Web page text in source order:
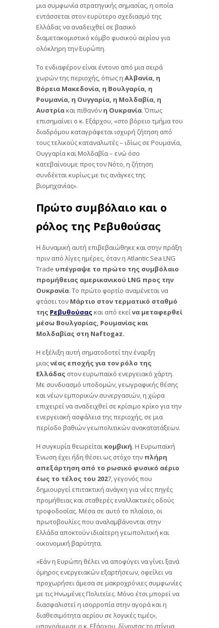
μια συμφωνία στρατηγικής σημασίας, η οποία
εντάσσεται στον ευρύτερο σχεδιασμό της
Ελλάδας να αναδειχθεί σε βασικό
διαμετακομιστικό κόμβο φυσικού αερίου για
ολόκληρη την Ευρώπη.
Το ενδιαφέρον είναι έντονο από μια σειρά
χωρών της περιοχής, όπως η Αλβανία, η
Βόρεια Μακεδονία, η Βουλγαρία, η
Ρουμανία, η Ουγγαρία, η Μολδαβία, η
Αυστρίακαι πιθανόν η Ουκρανία. Όπως
επισημαίνει ο κ. Εξάρχου, «στο βόρειο τμήμα του
διαδρόμου καταγράφεται ισχυρή ζήτηση από
τους τελικούς καταναλωτές – ιδίως σε Ρουμανία,
Ουγγαρία και Μολδαβία – ενώ όσο
κατεβαίνουμε προς τον Νότο, η ζήτηση
συνδέεται κυρίως με τις ανάγκες της
βιομηχανίας».
Πρώτο συμβόλαιο και ο
ρόλος της Ρεβυθούσας
Η δυναμική αυτή επιβεβαιώθηκε και στην πράξη
πριν από λίγες ημέρες, όταν η Atlantic Sea LNG
Trade υπέγραψε το πρώτο της συμβόλαιο
προμήθειας αμερικανικού LNG προς την
Ουκρανία. Το πρώτο φορτίο αναμένεται να
φτάσει τον Μάρτιο στον τερματικό σταθμό
της Ρεβυθούσας και από εκείνα μεταφερθεί
μέσω Βουλγαρίας, Ρουμανίας και
Μολδαβίας στη Naftogaz.
Η εξέλιξη αυτή σηματοδοτεί την έναρξη
μιαςνέας εποχής για τον ρόλο της
Ελλάδας στον ευρωπαϊκό ενεργειακό χάρτη.
Με συνδυασμό υποδομών, γεωγραφικής θέσης
και νέων εμπορικών συνεργασιών, η χώρα
επιχειρεί να αναδειχθεί σε κρίσιμο κρίκο για την
ενεργειακή ασφάλεια της περιοχής, σε μια
περίοδο βαθιών γεωπολιτικών ανακατατάξεων.
Η συγκυρία θεωρείται κομβική. Η Ευρωπαϊκή
Ένωση έχει ήδη θέσει ως στόχο την πλήρη
απεξάρτηση από το ρωσικό φυσικό αέριο
έως το τέλος του 2027, γεγονός που
δημιουργεί επιτακτική ανάγκη για νέες πηγές
προμήθειας και σταθερές εναλλακτικές οδούς
τροφοδοσίας. Μέσα σε αυτό το πλαίσιο, οι
πρωτοβουλίες που αναλαμβάνονται στην
Ελλάδα αποκτούν ιδιαίτερη γεωπολιτική και
οικονομική βαρύτητα.
«Εάν η Ευρώπη θέλει να αποφύγει να γίνει ξανά
όμηρος ενεργειακών εξαρτήσεων, οφείλει να
προχωρήσει άμεσα σε μακροχρόνιες συμφωνίες
με τις Ηνωμένες Πολιτείες. Μόνο έτσι μπορεί να
διασφαλιστεί η ισορροπία στην αγορά και η
διαθεσιμότητα αερίου σε λογικές τιμές»,
υπογράμμισε ο κ. Εξάρχου, δίνοντας το στίγμα